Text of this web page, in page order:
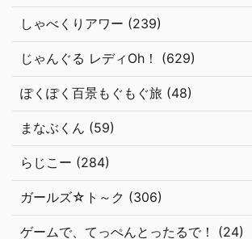
しゃべくりアワー (239)
じゃんぐる レディOh！ (629)
ぽくぽく百景もぐもぐ旅 (48)
まなぶくん (59)
らじこー (284)
ガールズ☆ト～ク (306)
ゲームで、てっぺんとったるで！ (24)